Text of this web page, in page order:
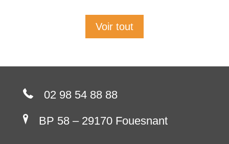
Voir tout
02 98 54 88 88
BP 58 – 29170 Fouesnant